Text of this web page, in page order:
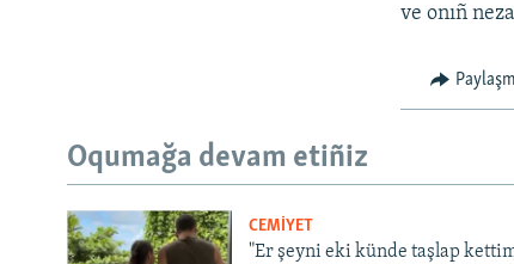
ve onıñ
Oqumağa devam etiñiz
CEMİYET
"Er şeyni eki künde taşlap